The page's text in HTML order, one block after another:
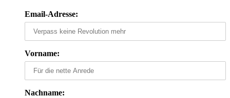
Email-Adresse:
Vorname:
Nachname: